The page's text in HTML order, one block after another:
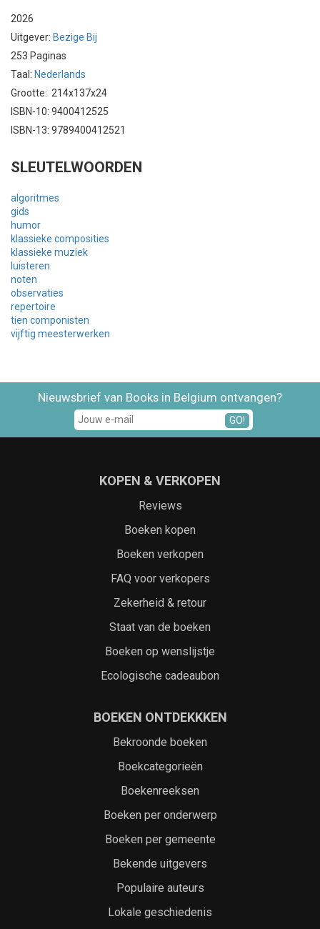
2026
Uitgever: Bezige Bij
253 Paginas
Taal: Nederlands
Grootte: 214x137x24
ISBN-10: 9400412525
ISBN-13: 9789400412521
SLEUTELWOORDEN
algoritmes
gids
humor
klassieke composities
klassieke muziek
luisteren
noten
observaties
repertoire
tien componisten
vijftig meesterwerken
Nieuwsbrief van Books in Belgium ontvangen?
GO!
KOPEN & VERKOPEN
Reviews
Boeken kopen
Boeken verkopen
FAQ voor verkopers
Zekerheid & retour
Staat van de boeken
Boeken op wenslijstje
Ecologische cadeaubon
BOEKEN ONTDEKKKEN
Bekroonde boeken
Boekcategorieën
Boekenreeksen
Boeken per onderwerp
Boeken per gemeente
Bekende uitgevers
Populaire auteurs
Lokale geschiedenis